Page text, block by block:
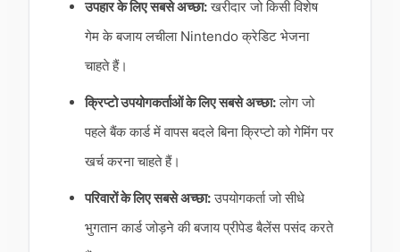
उपहार के लिए सबसे अच्छा:खरीदार जो किसी विशेष
गेम के बजाय लचीला Nintendo क्रेडिट भेजना
चाहते हैं।
क्रिप्टो उपयोगकर्ताओं के लिए सबसे अच्छा:लोग जो
पहले बैंक कार्ड में वापस बदले बिना क्रिप्टो को गेमिंग पर
खर्च करना चाहते हैं।
परिवारों के लिए सबसे अच्छा:उपयोगकर्ता जो सीधे
भुगतान कार्ड जोड़ने की बजाय प्रीपेड बैलेंस पसंद करते